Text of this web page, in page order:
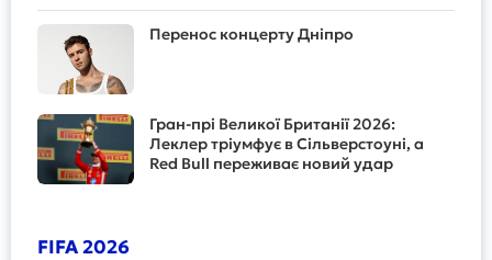
Перенос концерту Дніпро
Гран-прі Великої Британії 2026:
Леклер тріумфує в Сільверстоуні, а
Red Bull переживає новий удар
FIFA 2026